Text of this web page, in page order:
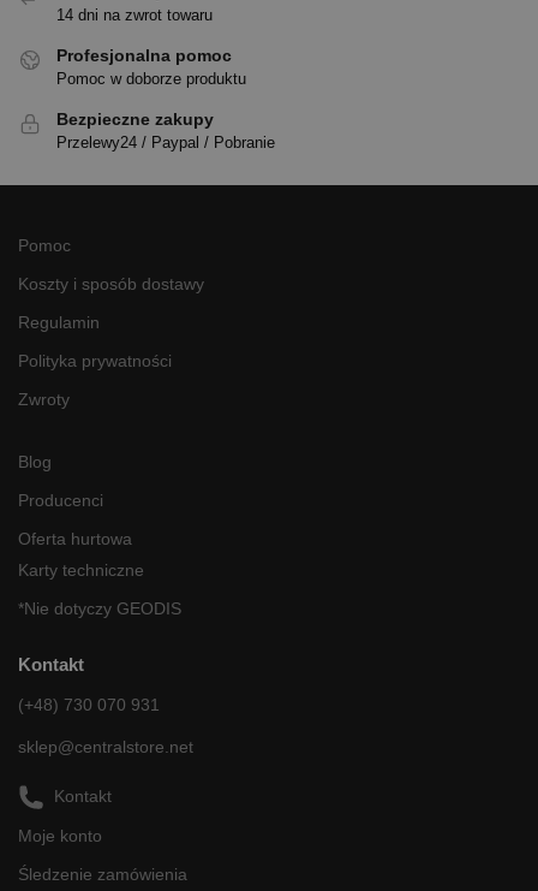
14 dni na zwrot towaru
Profesjonalna pomoc
Pomoc w doborze produktu
Bezpieczne zakupy
Przelewy24 / Paypal / Pobranie
Pomoc
Koszty i sposób dostawy
Regulamin
Polityka prywatności
Zwroty
Blog
Producenci
Oferta hurtowa
Karty techniczne
*Nie dotyczy GEODIS
Kontakt
(+48) 730 070 931
sklep@centralstore.net
Kontakt
Moje konto
Śledzenie zamówienia